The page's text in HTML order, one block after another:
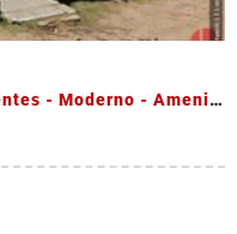
Departamento en Venta - 3 ambientes - Moderno - Amenities